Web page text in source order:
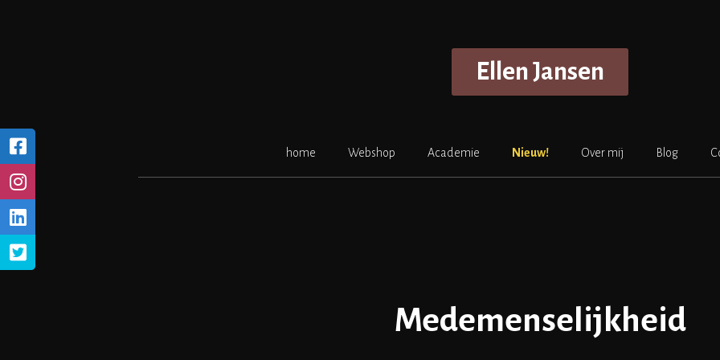
Ellen Jansen
home Webshop Academie Nieuw! Over mij Blog
Medemenselijkheid